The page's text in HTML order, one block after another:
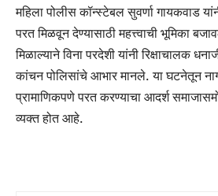
महिला पोलीस कॉन्स्टेबल सुवर्णा गायकवाड
परत मिळवून देण्यासाठी महत्त्वाची भूमिका
मिळाल्याने विना परदेशी यांनी रिक्षाचालक
कांचन पोलिसांचे आभार मानले. या घटनेतून
प्रामाणिकपणे परत करण्याचा आदर्श
व्यक्त होत आहे.